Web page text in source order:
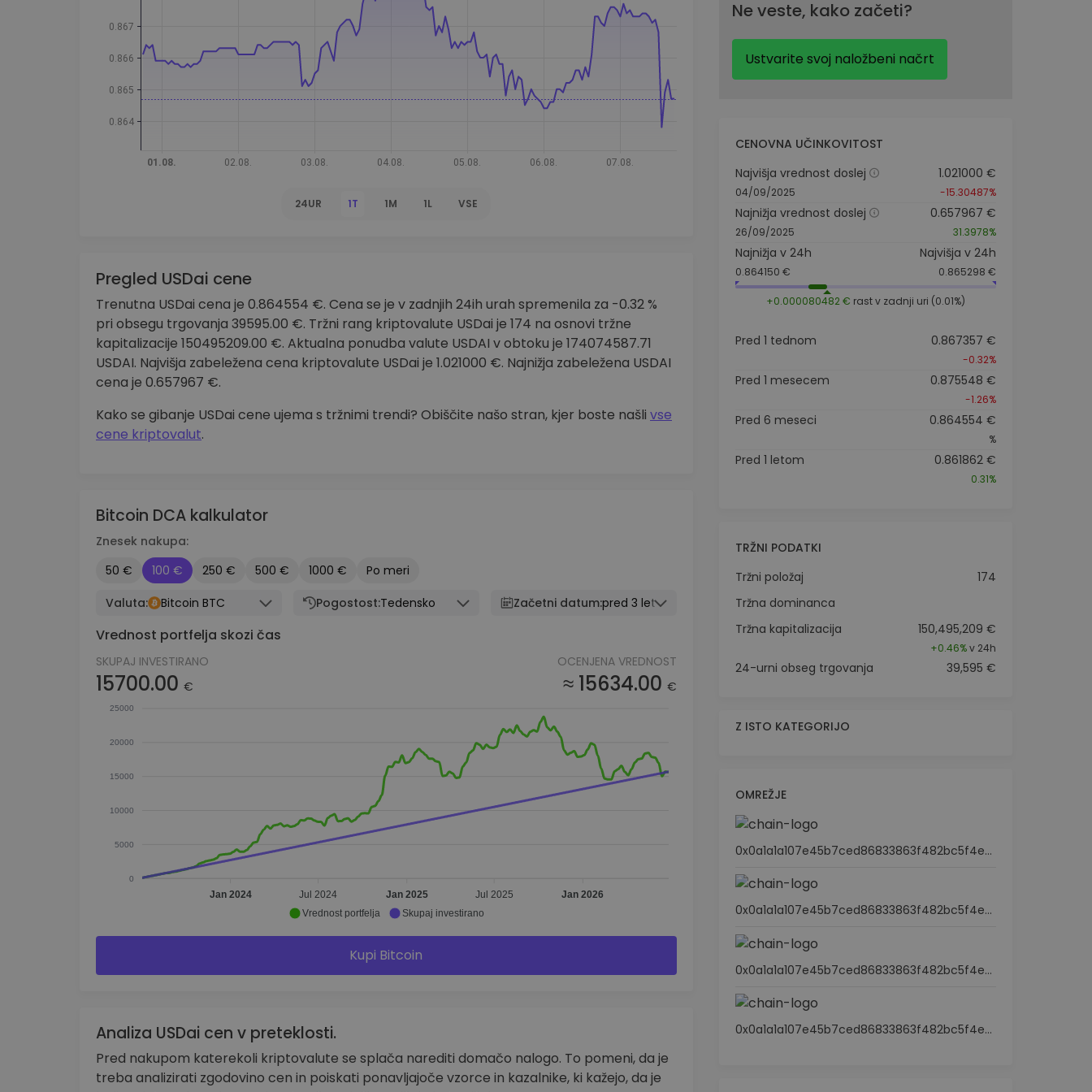
Najdi svojo kripto strategijo
24UR 1T 1M 1L VSE
Pregled USDai cene
Trenutna USDai cena je 0.864554 €. Cena se je v zadnjih 24ih urah spremenila za -0.32 %
pri obsegu trgovanja 39595.00 €. Tržni rang kriptovalute USDai je 174 na osnovi tržne
kapitalizacije 150495209.00 €. Aktualna ponudba valute USDAI v obtoku je 174074587.71
USDAI. Najvišja zabeležena cena kriptovalute USDai je 1.021000 €. Najnižja zabeležena USDAI
cena je 0.657967 €.
Kako se gibanje USDai cene ujema s tržnimi trendi? Obiščite našo stran, kjer boste našli vse
cene kriptovalut.
Bitcoin DCA kalkulator
Znesek nakupa:
50 €
100 € 250 € 500 € 1000 €
Po meri
Valuta:
Bitcoin BTC Pogostost:Tedensko Začetni datum:pred 3 leti
Vrednost portfelja skozi čas
SKUPAJ INVESTIRANO
15700.00 €
OCENJENA VREDNOST
≈ 15634.00 €
25000
20000
15000
10000
5000
0
Jan 2024 Jul 2024 Jan 2025 Jul 2025 Jan 2026
Vrednost portfelja Skupaj investirano
Kupi Bitcoin
Analiza USDai cen v preteklosti.
Pred nakupom katerekoli kriptovalute se splača narediti domačo nalogo. To pomeni, da je
treba analizirati zgodovino cen in poiskati ponavljajoče vzorce in kazalnike, ki kažejo, da je
Ne veste, kako začeti?
Ustvarite svoj naložbeni načrt
CENOVNA UČINKOVITOST
Najvišja vrednost doslej
04/09/2025
1.021000 €
-15.30487%
Najnižja vrednost doslej
26/09/2025
0.657967 €
31.3978%
Najnižja v 24h
0.864150 €
Najvišja v 24h
0.865298 €
+0.000080482 € rast v zadnji uri (0.01%)
Pred 1 tednom 0.867357 €
-0.32%
Pred 1 mesecem 0.875548 €
-1.26%
Pred 6 meseci 0.864554 €
%
Pred 1 letom 0.861862 €
0.31%
TRŽNI PODATKI
Tržni položaj
174
Tržna dominanca
Tržna kapitalizacija
150,495,209 €
+0.46%v 24h
24-urni obseg trgovanja 39,595 €
Z ISTO KATEGORIJO
OMREŽJE
0x0a1a1a107e45b7ced86833863f482bc5f4ed82ef
0x0a1a1a107e45b7ced86833863f482bc5f4ed82ef
0x0a1a1a107e45b7ced86833863f482bc5f4ed82ef
0x0a1a1a107e45b7ced86833863f482bc5f4ed82ef